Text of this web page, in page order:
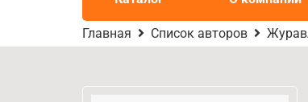
Главная Список авторов